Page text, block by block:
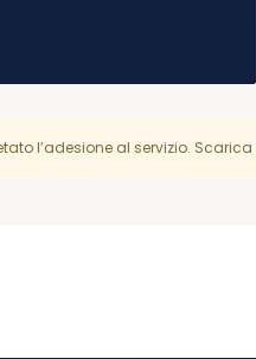
l’adesione al servizio.